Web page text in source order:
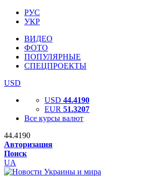
РУС
УКР
ВИДЕО
ФОТО
ПОПУЛЯРНЫЕ
СПЕЦПРОЕКТЫ
USD
USD 44.4190
EUR 51.3207
Все курсы валют
44.4190
Авторизация
Поиск
UA